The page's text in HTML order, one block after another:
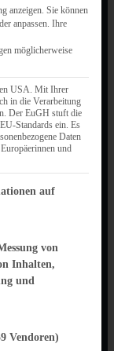
anzeigen. Sie können
anpassen. Ihre
möglicherweise
USA. Mit Ihrer
in die Verarbeitung
Der EuGH stuft die
Standards ein. Es
Daten
und
and Consent
auf
von
Inhalten,
und
Vendoren)